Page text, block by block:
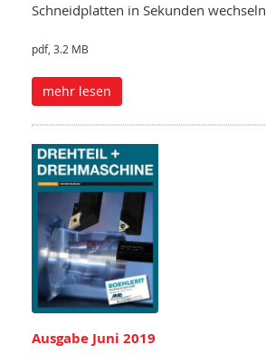
Schneidplatten in Sekunden wechseln
pdf, 3.2 MB
mehr lesen
Ausgabe Juni 2019